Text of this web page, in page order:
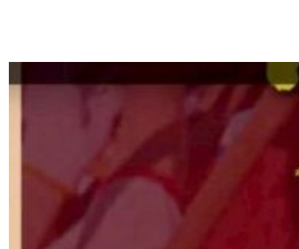
ホーム
WFCクラブについて
イベント